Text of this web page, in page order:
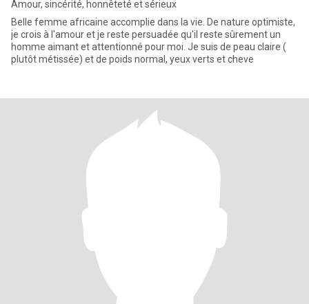
Amour, sincérité, honnêteté et sérieux
Belle femme africaine accomplie dans la vie. De nature optimiste,
je crois à l'amour et je reste persuadée qu'il reste sûrement un
homme aimant et attentionné pour moi. Je suis de peau claire (
plutôt métissée) et de poids normal, yeux verts et cheve